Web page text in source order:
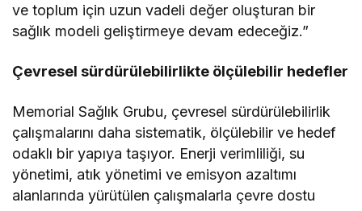
ve toplum için uzun vadeli değer oluşturan bir
sağlık modeli geliştirmeye devam edeceğiz.”
Çevresel sürdürülebilirlikte ölçülebilir hedefler
Memorial Sağlık Grubu, çevresel sürdürülebilirlik
çalışmalarını daha sistematik, ölçülebilir ve hedef
odaklı bir yapıya taşıyor. Enerji verimliliği, su
yönetimi, atık yönetimi ve emisyon azaltımı
alanlarında yürütülen çalışmalarla çevre dostu